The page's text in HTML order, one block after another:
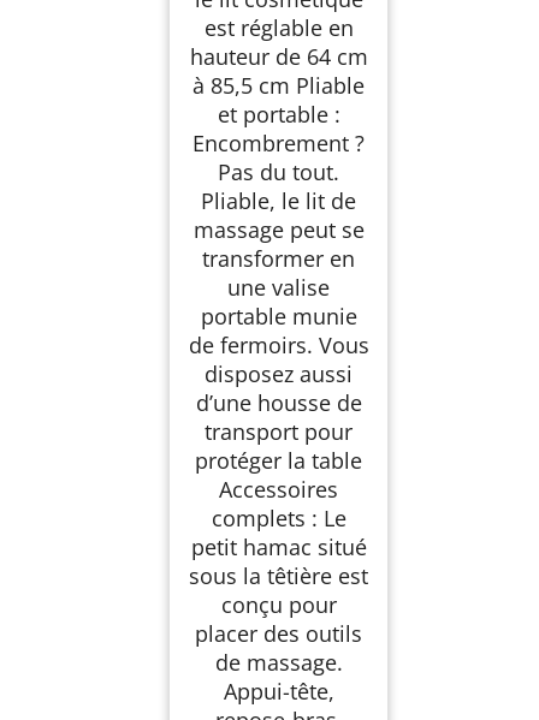
est réglable en
hauteur de 64 cm
à 85,5 cm Pliable
et portable :
Encombrement ?
Pas du tout.
Pliable, le lit de
massage peut se
transformer en
une valise
portable munie
de fermoirs. Vous
disposez aussi
d’une housse de
transport pour
protéger la table
Accessoires
complets : Le
petit hamac situé
sous la têtière est
conçu pour
placer des outils
de massage.
Appui-tête,